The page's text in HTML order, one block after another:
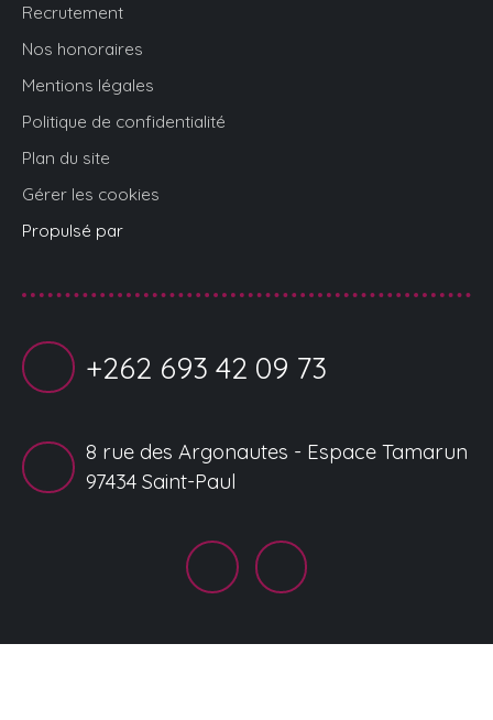
Recrutement
Nos honoraires
Mentions légales
Politique de confidentialité
Plan du site
Gérer les cookies
Propulsé par
+262 693 42 09 73
8 rue des Argonautes - Espace Tamarun
97434 Saint-Paul